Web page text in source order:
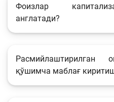
Фоизлар
англатади?
Расмийлаштирилган
қўшимча маблағ